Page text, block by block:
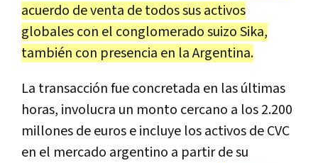
acuerdo de venta de todos sus activos
globales con el conglomerado suizo Sika,
también con presencia en la Argentina.
La transacción fue concretada en las últimas
horas, involucra un monto cercano a los 2.200
millones de euros e incluye los activos de CVC
en el mercado argentino a partir de su